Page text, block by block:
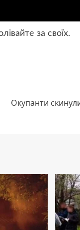
за своїх.
Окупанти